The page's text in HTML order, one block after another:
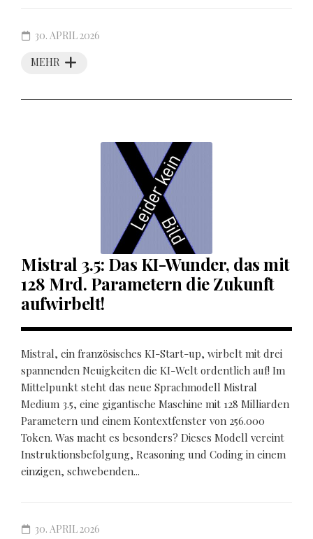
MEHR
30. APRIL 2026
Mistral 3.5: Das KI-Wunder, das mit
128 Mrd. Parametern die Zukunft
aufwirbelt!
Mistral, ein französisches KI-Start-up, wirbelt mit drei
spannenden Neuigkeiten die KI-Welt ordentlich auf! Im
Mittelpunkt steht das neue Sprachmodell Mistral
Medium 3.5, eine gigantische Maschine mit 128 Milliarden
Parametern und einem Kontextfenster von 256.000
Token. Was macht es besonders? Dieses Modell vereint
Instruktionsbefolgung, Reasoning und Coding in einem
einzigen, schwebenden...
30. APRIL 2026